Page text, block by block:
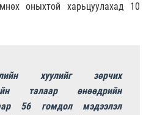
оныхтой харьцуулахад 10
хуулийг зөрчих
талаар өнөөдрийн
56 гомдол мэдээлэл